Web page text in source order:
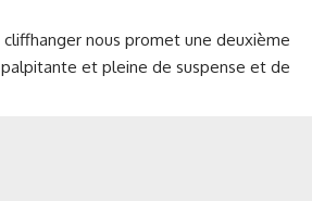
cliffhanger nous promet une deuxième
palpitante et pleine de suspense et de